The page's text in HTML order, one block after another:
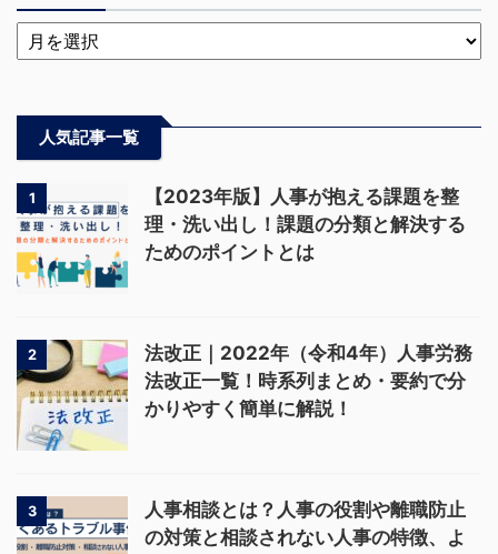
人気記事一覧
1
【2023年版】人事が抱える課題を整
理・洗い出し！課題の分類と解決する
ためのポイントとは
2
法改正｜2022年（令和4年）人事労務
法改正一覧！時系列まとめ・要約で分
かりやすく簡単に解説！
3
人事相談とは？人事の役割や離職防止
の対策と相談されない人事の特徴、よ